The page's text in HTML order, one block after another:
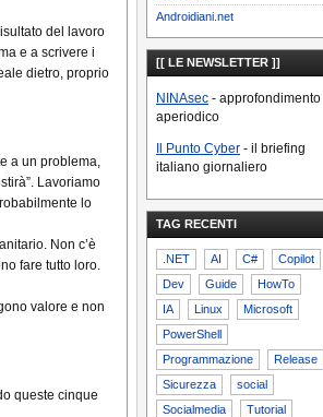
del lavoro
e a scrivere i
dietro, proprio
a un problema,
Lavoriamo
lo
Non c’è
fare tutto loro.
valore e non
queste cinque
Androidiani.net
[[ LE NEWSLETTER ]]
NINAsec - approfondimento
aperiodico
Il Punto Cyber - il briefing
italiano giornaliero
TAG RECENTI
.NET AI C#
Copilot
Dev
Guide
HowTo
IA
Linux
Microsoft
PowerShell
Programmazione
Release
Sicurezza
social
Socialmedia
Tutorial